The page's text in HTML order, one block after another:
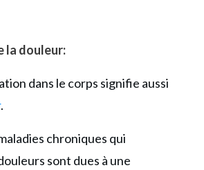
la douleur:
dans le corps signifie aussi
.
chroniques qui
sont dues à une